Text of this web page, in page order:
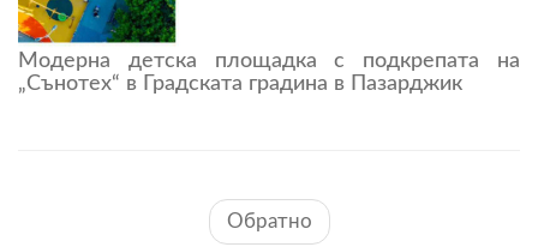
Модерна детска площадка с подкрепата на
„Сънотех“ в Градската градина в Пазарджик
Обратно